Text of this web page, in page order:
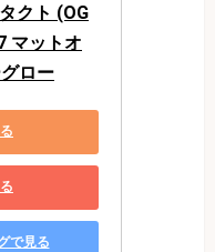
クト (OG
マットオ
ロー
で見る